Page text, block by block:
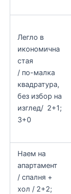
Легло в
икономична
стая
/ по-малка
квадратура,
без избор на
изглед/ 2+1;
3+0
Наем на
апартамент
/ спалня +
хол / 2+2;